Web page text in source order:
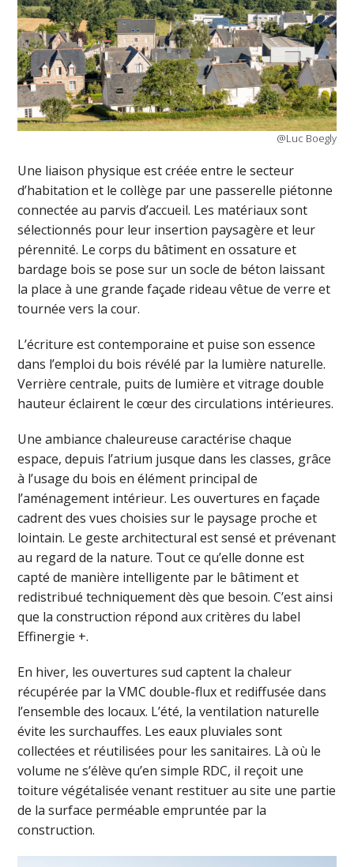
@Luc Boegly
Une liaison physique est créée entre le secteur
d’habitation et le collège par une passerelle piétonne
connectée au parvis d’accueil. Les matériaux sont
sélectionnés pour leur insertion paysagère et leur
pérennité. Le corps du bâtiment en ossature et
bardage bois se pose sur un socle de béton laissant
la place à une grande façade rideau vêtue de verre et
tournée vers la cour.
L’écriture est contemporaine et puise son essence
dans l’emploi du bois révélé par la lumière naturelle.
Verrière centrale, puits de lumière et vitrage double
hauteur éclairent le cœur des circulations intérieures.
Une ambiance chaleureuse caractérise chaque
espace, depuis l’atrium jusque dans les classes, grâce
à l’usage du bois en élément principal de
l’aménagement intérieur. Les ouvertures en façade
cadrent des vues choisies sur le paysage proche et
lointain. Le geste architectural est sensé et prévenant
au regard de la nature. Tout ce qu’elle donne est
capté de manière intelligente par le bâtiment et
redistribué techniquement dès que besoin. C’est ainsi
que la construction répond aux critères du label
Effinergie +.
En hiver, les ouvertures sud captent la chaleur
récupérée par la VMC double-flux et rediffusée dans
l’ensemble des locaux. L’été, la ventilation naturelle
évite les surchauffes. Les eaux pluviales sont
collectées et réutilisées pour les sanitaires. Là où le
volume ne s’élève qu’en simple RDC, il reçoit une
toiture végétalisée venant restituer au site une partie
de la surface perméable empruntée par la
construction.